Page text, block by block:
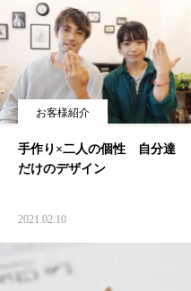
お客様紹介
手作り×二人の個性 自分達
だけのデザイン
2021.02.10